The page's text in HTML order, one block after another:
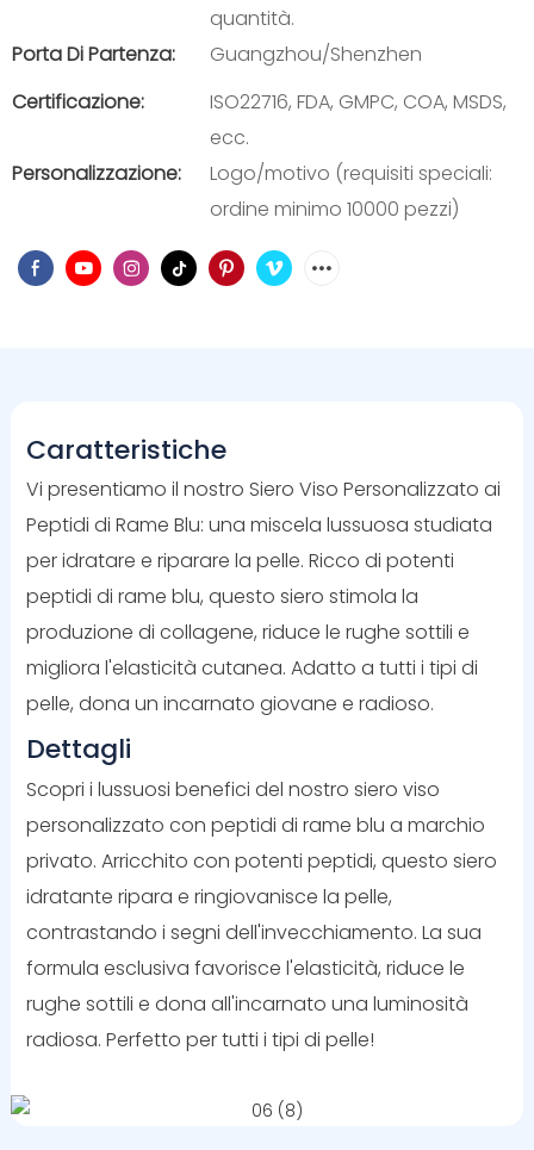
quantità.
Porta Di Partenza:
Guangzhou/Shenzhen
Certificazione:
ISO22716, FDA, GMPC, COA, MSDS,
ecc.
Personalizzazione:
Logo/motivo (requisiti speciali:
ordine minimo 10000 pezzi)
Caratteristiche
Vi presentiamo il nostro Siero Viso Personalizzato ai
Peptidi di Rame Blu: una miscela lussuosa studiata
per idratare e riparare la pelle. Ricco di potenti
peptidi di rame blu, questo siero stimola la
produzione di collagene, riduce le rughe sottili e
migliora l'elasticità cutanea. Adatto a tutti i tipi di
pelle, dona un incarnato giovane e radioso.
Dettagli
Scopri i lussuosi benefici del nostro siero viso
personalizzato con peptidi di rame blu a marchio
privato. Arricchito con potenti peptidi, questo siero
idratante ripara e ringiovanisce la pelle,
contrastando i segni dell'invecchiamento. La sua
formula esclusiva favorisce l'elasticità, riduce le
rughe sottili e dona all'incarnato una luminosità
radiosa. Perfetto per tutti i tipi di pelle!